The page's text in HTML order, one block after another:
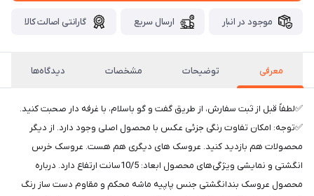
موجود در انبار ارسال سریع گارانتی اصالت کالا
معرفی توضیحات مشخصات دیدگاه‌ها
✅️لطفاً قبل از ثبت سفارش، از طریق گفت و گو باسلام، با غرفه دار صحبت کنید.
✅️توجه: امکان تفاوت رنگی جزئی عکس با محصول اصلی وجود دارد. از دیگر
محصولات هم بازدید کنید. عروسک های دیگری هم هست. عروسک خرس
انگشتی و نمایشی ویژگی‌های محصول ابعاد: 10/5سانت ارتفاع دارد. درباره
محصول عروسک بندانگشتی جنس پاپیه ماشه محکم و مقاوم دست ساز رنگ